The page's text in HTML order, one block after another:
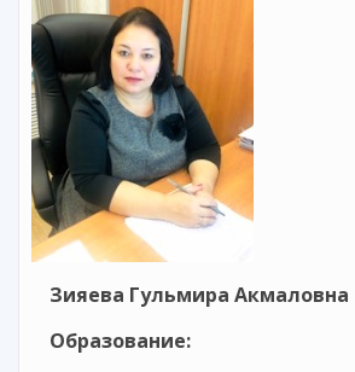
Зияева Гульмира Акмаловна
Образование: